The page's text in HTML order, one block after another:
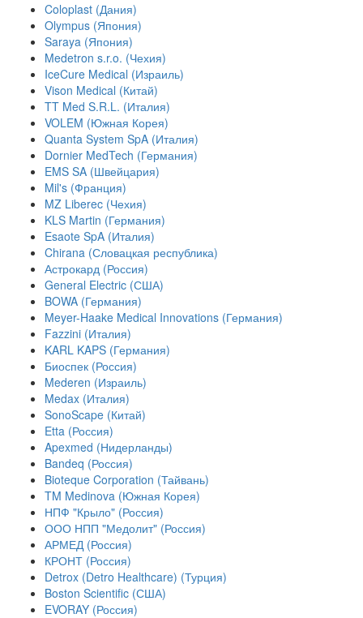
Coloplast (Дания)
Olympus (Япония)
Saraya (Япония)
Medetron s.r.o. (Чехия)
IceCure Medical (Израиль)
Vison Medical (Китай)
TT Med S.R.L. (Италия)
VOLEM (Южная Корея)
Quanta System SpA (Италия)
Dornier MedTech (Германия)
EMS SA (Швейцария)
Mil's (Франция)
MZ Liberec (Чехия)
KLS Martin (Германия)
Esaote SpA (Италия)
Chirana (Словацкая республика)
Астрокард (Россия)
General Electric (США)
BOWA (Германия)
Meyer-Haake Medical Innovations (Германия)
Fazzini (Италия)
KARL KAPS (Германия)
Биоспек (Россия)
Mederen (Израиль)
Medax (Италия)
SonoScape (Китай)
Etta (Россия)
Apexmed (Нидерланды)
Bandeq (Россия)
Bioteque Corporation (Тайвань)
TM Medinova (Южная Корея)
НПФ "Крыло" (Россия)
ООО НПП "Медолит" (Россия)
АРМЕД (Россия)
КРОНТ (Россия)
Detrox (Detro Healthcare) (Турция)
Boston Scientific (США)
EVORAY (Россия)